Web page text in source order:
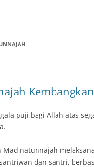
puji bagi Allah atas
Madinatunnajah
dan santri,